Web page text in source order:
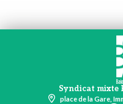
Syndicat mixte
place de la Gare,